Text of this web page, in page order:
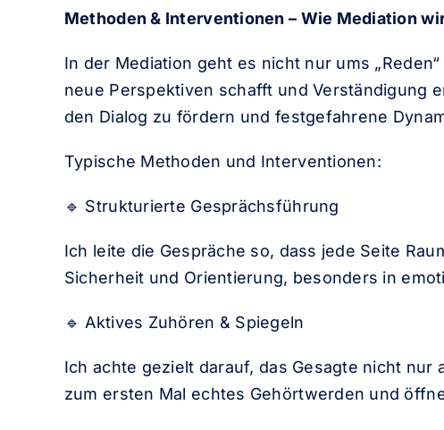
Methoden & Interventionen – Wie Mediation
In der Mediation geht es nicht nur ums
neue Perspektiven schafft und Verständigung
den Dialog zu fördern und festgefahrene
Typische Methoden und Interventionen:
🔹 Strukturierte Gesprächsführung
Ich leite die Gespräche so, dass jede Seite
Sicherheit und Orientierung, besonders in
🔹 Aktives Zuhören & Spiegeln
Ich achte gezielt darauf, das Gesagte nicht
zum ersten Mal echtes Gehörtwerden und